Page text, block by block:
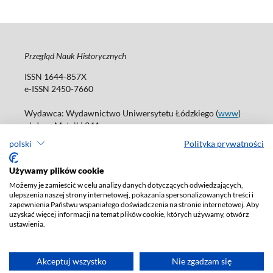
polski Polityka prywatności
Używamy plików cookie
Możemy je zamieścić w celu analizy danych dotyczących odwiedzających,
ulepszenia naszej strony internetowej, pokazania spersonalizowanych treści i
zapewnienia Państwu wspaniałego doświadczenia na stronie internetowej. Aby
uzyskać więcej informacji na temat plików cookie, których używamy, otwórz
ustawienia.
Akceptuj wszystko Nie zgadzam się
Przegląd Nauk Historycznych
ISSN 1644-857X
e-ISSN 2450-7660
Wydawca: Wydawnictwo Uniwersytetu Łódzkiego (www)
ul. Jana Matejki 34A
Tel.: 42 235 01 65, fax: 42 66 55 86
Deklaracja dostępności